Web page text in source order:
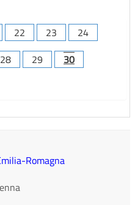
22 23
24
28 29
30
Romagna